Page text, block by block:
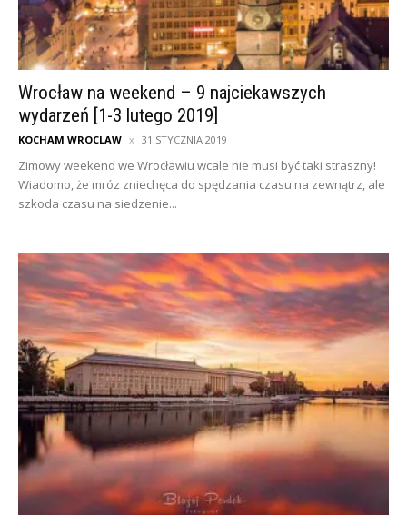
Wrocław na weekend – 9 najciekawszych
wydarzeń [1-3 lutego 2019]
KOCHAM WROCLAW 31 STYCZNIA 2019
Zimowy weekend we Wrocławiu wcale nie musi być taki straszny!
Wiadomo, że mróz zniechęca do spędzania czasu na zewnątrz, ale
szkoda czasu na siedzenie...